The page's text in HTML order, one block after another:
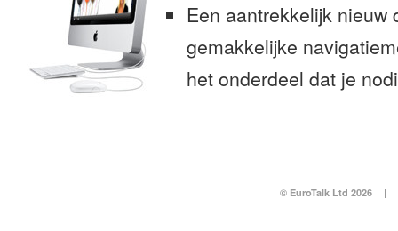
Een aantrekkelijk nieuw
gemakkelijke
het onderdeel dat je
© EuroTalk Ltd 2026 |